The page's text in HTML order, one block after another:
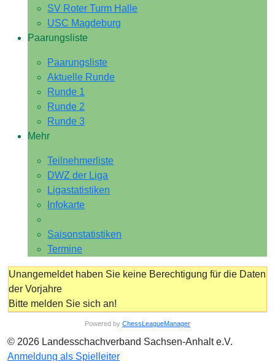
SV Roter Turm Halle
USC Magdeburg
Paarungsliste
Paarungsliste
Aktuelle Runde
Runde 1
Runde 2
Runde 3
Mehr
Teilnehmerliste
DWZ der Liga
Ligastatistiken
Infokarte
Saisonstatistiken
Termine
Unangemeldet haben Sie keine Berechtigung für die Daten
der Vorjahre
Bitte melden Sie sich an!
Powered by ChessLeagueManager
© 2026 Landesschachverband Sachsen-Anhalt e.V.
Anmeldung als Spielleiter